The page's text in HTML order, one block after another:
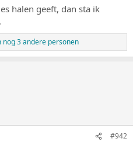
halen geeft, dan sta ik
nog 3 andere personen
#942